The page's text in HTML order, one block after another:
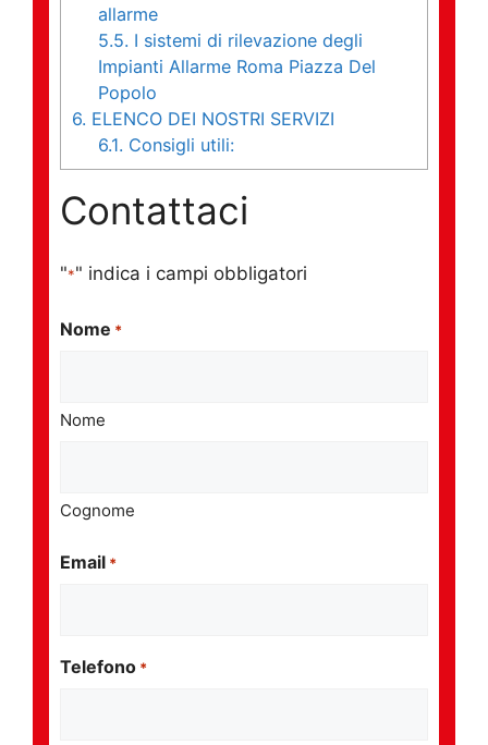
allarme
5.5. I sistemi di rilevazione degli
Impianti Allarme Roma Piazza Del
Popolo
6. ELENCO DEI NOSTRI SERVIZI
6.1. Consigli utili:
Contattaci
"*" indica i campi obbligatori
Nome *
Nome
Cognome
Email *
Telefono *